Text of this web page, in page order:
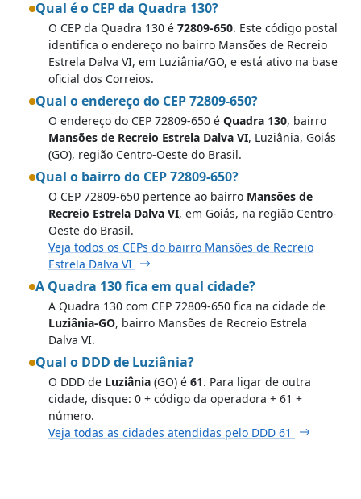
Qual é o CEP da Quadra 130?
O CEP da Quadra 130 é 72809-650. Este código postal
identifica o endereço no bairro Mansões de Recreio
Estrela Dalva VI, em Luziânia/GO, e está ativo na base
oficial dos Correios.
Qual o endereço do CEP 72809-650?
O endereço do CEP 72809-650 é Quadra 130, bairro
Mansões de Recreio Estrela Dalva VI, Luziânia, Goiás
(GO), região Centro-Oeste do Brasil.
Qual o bairro do CEP 72809-650?
O CEP 72809-650 pertence ao bairro Mansões de
Recreio Estrela Dalva VI, em Goiás, na região Centro-
Oeste do Brasil.
Veja todos os CEPs do bairro Mansões de Recreio
Estrela Dalva VI
A Quadra 130 fica em qual cidade?
A Quadra 130 com CEP 72809-650 fica na cidade de
Luziânia-GO, bairro Mansões de Recreio Estrela
Dalva VI.
Qual o DDD de Luziânia?
O DDD de Luziânia (GO) é 61. Para ligar de outra
cidade, disque: 0 + código da operadora + 61 +
número.
Veja todas as cidades atendidas pelo DDD 61